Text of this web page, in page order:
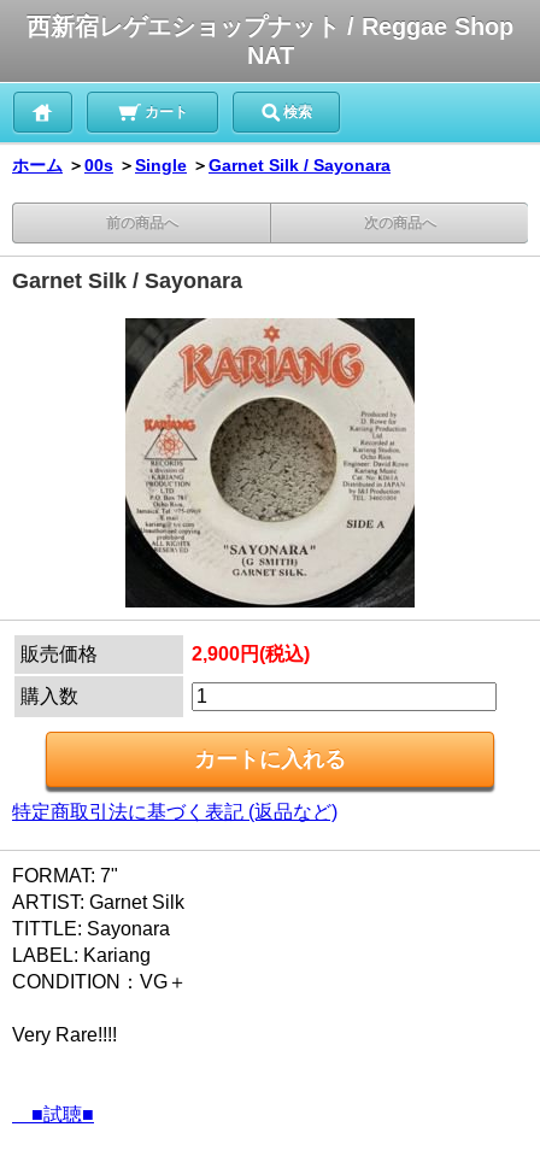
西新宿レゲエショップナット / Reggae Shop
NAT
カート 検索
ホーム ＞00s ＞Single ＞Garnet Silk / Sayonara
前の商品へ 次の商品へ
Garnet Silk / Sayonara
販売価格 2,900円(税込)
購入数
特定商取引法に基づく表記 (返品など)
FORMAT: 7"
ARTIST: Garnet Silk
TITTLE: Sayonara
LABEL: Kariang
CONDITION：VG＋
Very Rare!!!!
■試聴■